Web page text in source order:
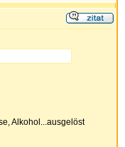
Alkohol...ausgelöst